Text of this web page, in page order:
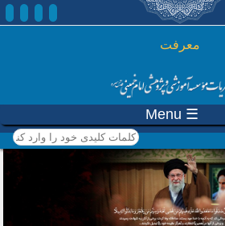
رفتن به محتوای اصلی
معرفت
☰ Menu
کلمات کلیدی خود را وارد
کنید